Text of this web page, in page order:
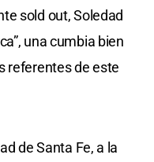
sold out, Soledad
una cumbia bien
referentes de este
de Santa Fe, a la